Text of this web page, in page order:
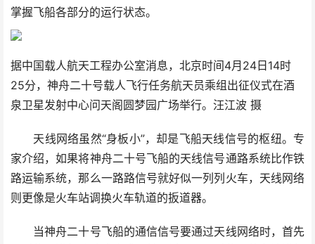
掌握飞船各部分的运行状态。
据中国载人航天工程办公室消息，北京时间4月24日14时
25分，神舟二十号载人飞行任务航天员乘组出征仪式在酒
泉卫星发射中心问天阁圆梦园广场举行。汪江波 摄
天线网络虽然“身板小”，却是飞船天线信号的枢纽。专
家介绍，如果将神舟二十号飞船的天线信号通路系统比作铁
路运输系统，那么一路路信号就好似一列列火车，天线网络
则更像是火车站调换火车轨道的扳道器。
当神舟二十号飞船的通信信号要通过天线网络时，首先